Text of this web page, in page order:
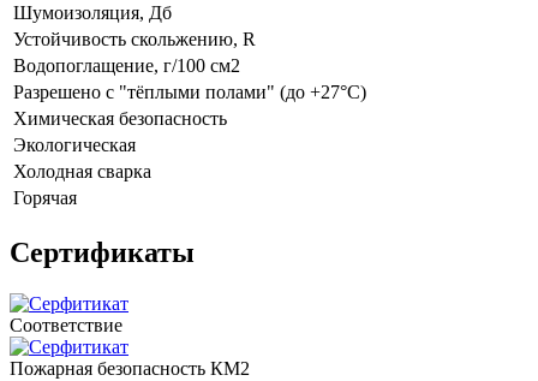
Шумоизоляция, Дб
Устойчивость скольжению, R
Водопоглащение, г/100 см2
Разрешено с "тёплыми полами" (до +27°C)
Химическая безопасность
Экологическая
Холодная сварка
Горячая
Сертификаты
Соответствие
Пожарная безопасность КМ2